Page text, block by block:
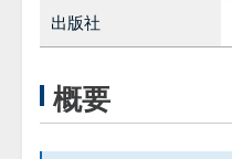
出版社
概要